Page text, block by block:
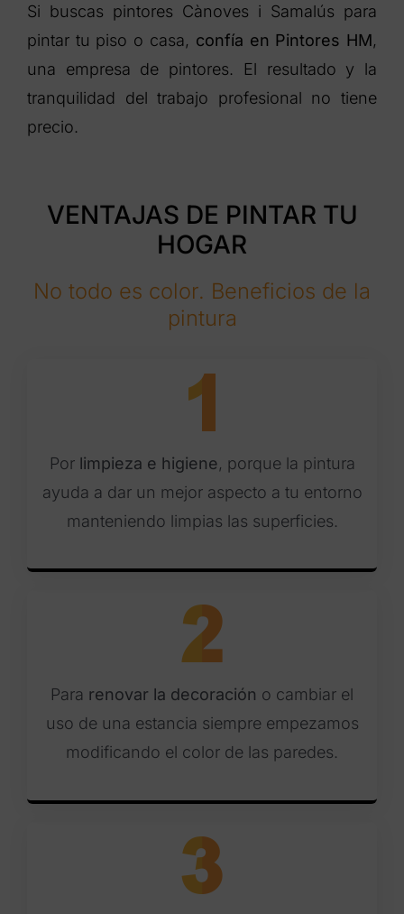
Si buscas pintores Cànoves i Samalús para
pintar tu piso o casa, confía en Pintores HM,
una empresa de pintores. El resultado y la
tranquilidad del trabajo profesional no tiene
precio.
VENTAJAS DE PINTAR TU
HOGAR
No todo es color. Beneficios de la
pintura
Por limpieza e higiene, porque la pintura
ayuda a dar un mejor aspecto a tu entorno
manteniendo limpias las superficies.
Para renovar la decoración o cambiar el
uso de una estancia siempre empezamos
modificando el color de las paredes.